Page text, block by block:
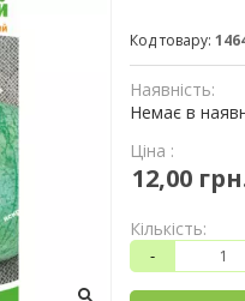
Код товару:
Наявність:
Немає в
Ціна :
12,00
Кількість:
-